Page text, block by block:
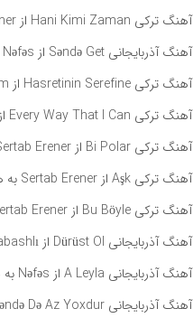
آهنگ ترکی Hani Kimi Zaman از Sertab Erener به همراه متن و ترجمه مجزا
آهنگ آذربایجانی Səndə Get از Nəfəs به همراه متن و ترجمه مجزا
آهنگ ترکی Hasretinin Serefine از Siyam و Zara به همراه متن و ترجمه
آهنگ ترکی Every Way That I Can از Sertab Erener به همراه متن و ترجمه مجزا
آهنگ ترکی Bi Polar از Sertab Erener به همراه متن و ترجمه مجزا
آهنگ ترکی Aşk از Sertab Erener به همراه متن و ترجمه مجزا
آهنگ ترکی Bu Böyle از Sertab Erener به همراه متن و ترجمه مجزا
آهنگ آذربایجانی Dürüst Ol از Nahide Babashlı به همراه متن و ترجمه مجزا
آهنگ آذربایجانی A Leyla از Nəfəs به همراه متن و ترجمه مجزا
آهنگ آذربایجانی Səndə Də Az Yoxdur از Nəfəs به همراه متن و ترجمه مجزا